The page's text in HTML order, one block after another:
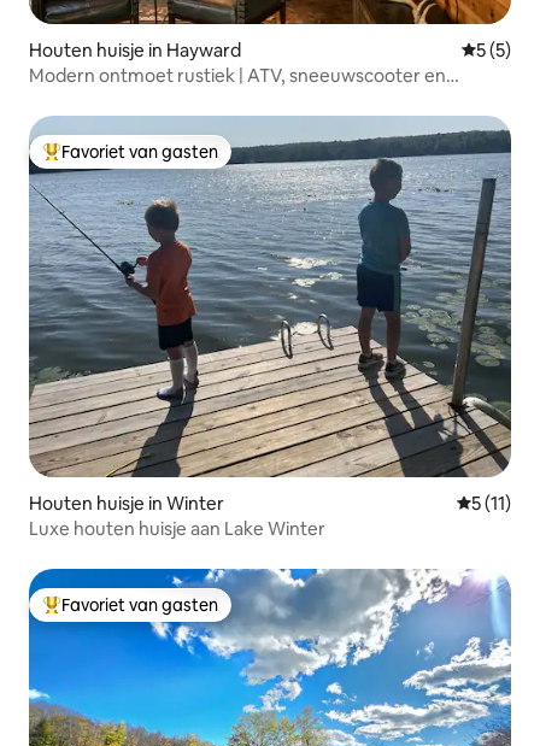
Houten huisje in Hayward
5 (5)
Modern ontmoet rustiek | ATV, sneeuwscooter en
Topfavoriet van gasten
Favoriet van gasten
Houten huisje in Winter
5 (11)
Luxe houten huisje aan Lake Winter
Topfavoriet van gasten
Favoriet van gasten